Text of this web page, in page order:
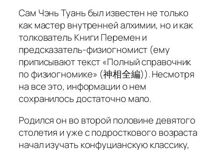
Сам Чэнь Туань был известен не только
как мастер внутренней алхимии, но и как
толкователь Книги Перемен и
предсказатель-физиогномист (ему
приписывают текст «Полный справочник
по физиогномике» (神相全編)). Несмотря
на все это, информации о нем
сохранилось достаточно мало.
Родился он во второй половине девятого
столетия и уже с подросткового возраста
начал изучать конфуцианскую классику,